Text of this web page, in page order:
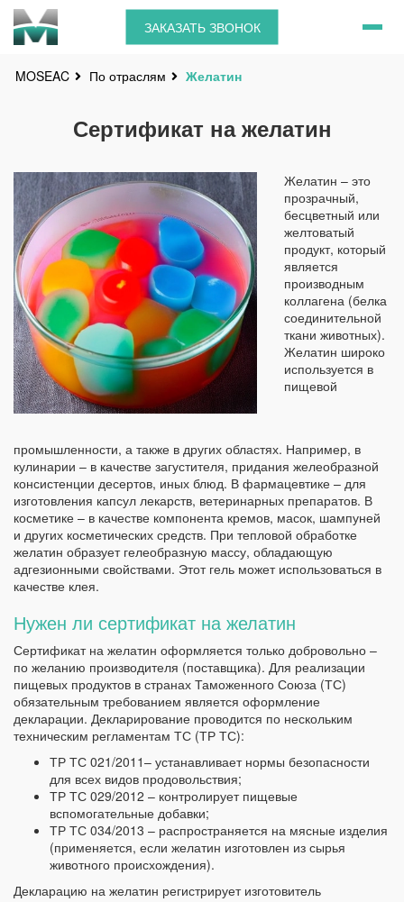
ЗАКАЗАТЬ ЗВОНОК
MOSEAC По отраслям Желатин
Сертификат на желатин
Желатин – это
прозрачный,
бесцветный или
желтоватый
продукт, который
является
производным
коллагена (белка
соединительной
ткани животных).
Желатин широко
используется в
пищевой
промышленности, а также в других областях. Например, в
кулинарии – в качестве загустителя, придания желеобразной
консистенции десертов, иных блюд. В фармацевтике – для
изготовления капсул лекарств, ветеринарных препаратов. В
косметике – в качестве компонента кремов, масок, шампуней
и других косметических средств. При тепловой обработке
желатин образует гелеобразную массу, обладающую
адгезионными свойствами. Этот гель может использоваться в
качестве клея.
Нужен ли сертификат на желатин
Сертификат на желатин оформляется только добровольно –
по желанию производителя (поставщика). Для реализации
пищевых продуктов в странах Таможенного Союза (ТС)
обязательным требованием является оформление
декларации. Декларирование проводится по нескольким
техническим регламентам ТС (ТР ТС):
ТР ТС 021/2011– устанавливает нормы безопасности
для всех видов продовольствия;
ТР ТС 029/2012 – контролирует пищевые
вспомогательные добавки;
ТР ТС 034/2013 – распространяется на мясные изделия
(применяется, если желатин изготовлен из сырья
животного происхождения).
Декларацию на желатин регистрирует изготовитель